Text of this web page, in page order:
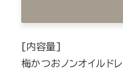
[内容量]
梅かつおノンオイルド